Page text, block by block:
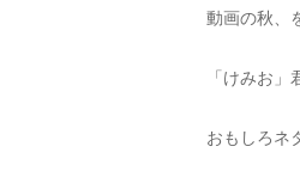
動画の秋、
「けみお
おもしろネ